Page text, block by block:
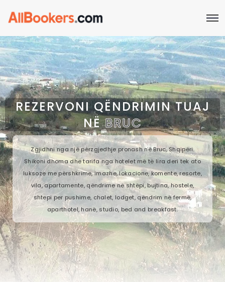
REZERVONI QËNDRIMIN TUAJ
NËBRUC
Zgjidhni nga një përzgjedhje pronash në Bruc, Shqipëri.
Shikoni dhoma dhe tarifa nga hotelet më të lira deri tek ato
luksoze me përshkrime, imazhe, lokacione, komente, resorte,
vila, apartamente, qëndrime në shtëpi, bujtina, hostele,
shtepi per pushime, chalet, lodget, qëndrim në fermë,
aparthotel, hanë, studio, bed and breakfast.